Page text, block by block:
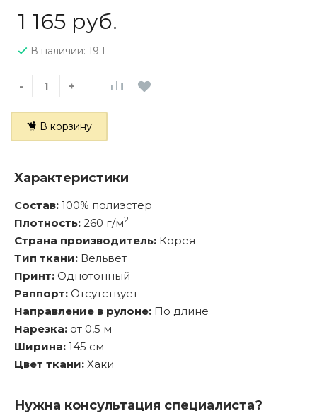
1 165 руб.
В наличии: 19.1
- +
В корзину
Характеристики
Состав: 100% полиэстер
Плотность: 260 г/м2
Страна производитель: Корея
Тип ткани: Вельвет
Принт: Однотонный
Раппорт: Отсутствует
Направление в рулоне: По длине
Нарезка: от 0,5 м
Ширина: 145 см
Цвет ткани: Хаки
Нужна консультация специалиста?